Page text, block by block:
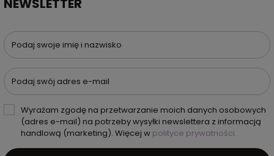
NEWSLETTER
Podaj swoje imię i nazwisko
Podaj swój adres e-mail
Wyrażam zgodę na przetwarzanie moich danych osobowych
(adres e-mail) na potrzeby wysyłki newslettera z informacją
handlową (marketing). Więcej w polityce prywatności.